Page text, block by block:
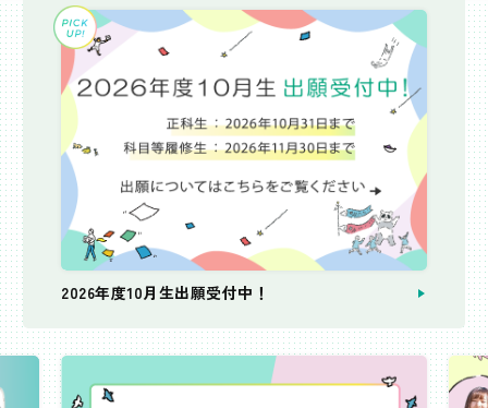
2026年度10月生出願受付中！